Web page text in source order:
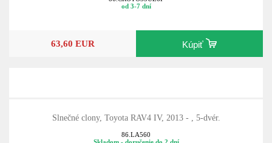
Kúpiť
Slnečné clony, Toyota RAV4 IV, 2013 - , 5-dvér.